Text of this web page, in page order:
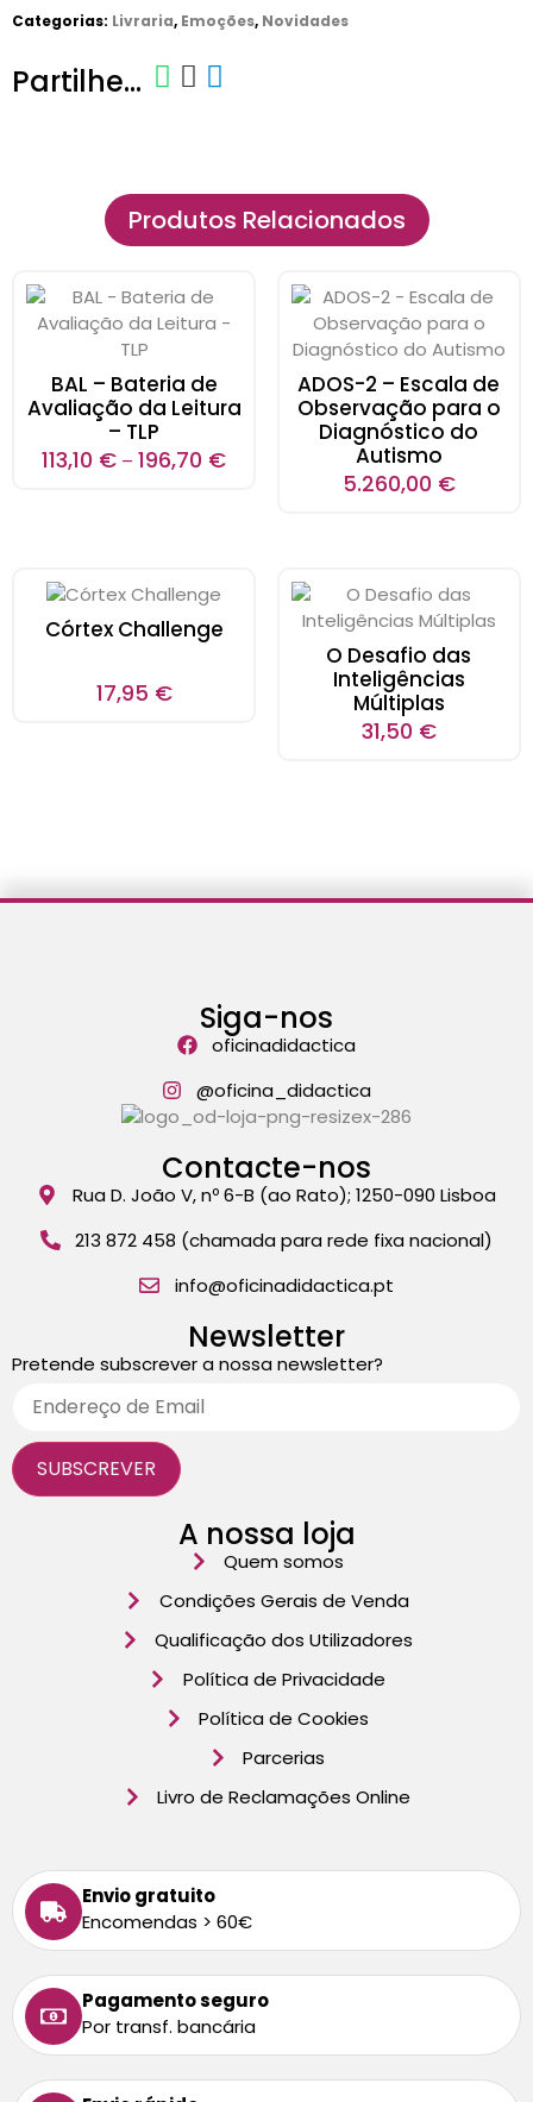
Categorias: Livraria, Emoções, Novidades
Partilhe...
Produtos Relacionados
BAL – Bateria de
Avaliação da Leitura
– TLP
113,10 € – 196,70 €
ADOS-2 – Escala de
Observação para o
Diagnóstico do
Autismo
5.260,00 €
Córtex Challenge
17,95 €
O Desafio das
Inteligências
Múltiplas
31,50 €
Siga-nos
oficinadidactica
@oficina_didactica
Contacte-nos
Rua D. João V, nº 6-B (ao Rato); 1250-090 Lisboa
213 872 458 (chamada para rede fixa nacional)
info@oficinadidactica.pt
Newsletter
Pretende subscrever a nossa newsletter?
A nossa loja
Quem somos
Condições Gerais de Venda
Qualificação dos Utilizadores
Política de Privacidade
Política de Cookies
Parcerias
Livro de Reclamações Online
Envio gratuito
Encomendas > 60€
Pagamento seguro
Por transf. bancária